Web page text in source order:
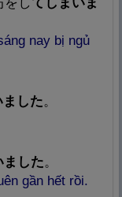
nay bị ngủ
した。
ました。
gần hết rồi.